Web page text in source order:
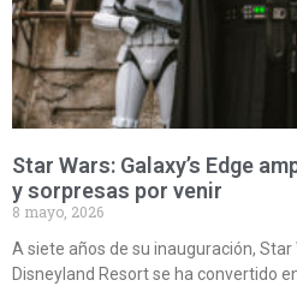
Star Wars: Galaxy’s Edge
y sorpresas por venir
8 mayo, 2026
A siete años de su inauguración, Star
Disneyland Resort se ha convertido